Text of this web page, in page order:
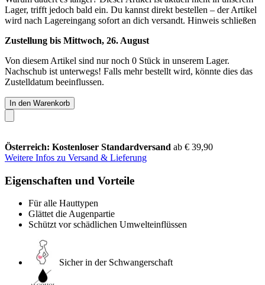
Lager, trifft jedoch bald ein. Du kannst direkt bestellen – der Artikel
wird nach Lagereingang sofort an dich versandt. Hinweis schließen
Zustellung bis Mittwoch, 26. August
Von diesem Artikel sind nur noch 0 Stück in unserem Lager.
Nachschub ist unterwegs! Falls mehr bestellt wird, könnte dies das
Zustelldatum beeinflussen.
In den Warenkorb
Österreich: Kostenloser Standardversand ab € 39,90
Weitere Infos zu Versand & Lieferung
Eigenschaften und Vorteile
Für alle Hauttypen
Glättet die Augenpartie
Schützt vor schädlichen Umwelteinflüssen
Sicher in der Schwangerschaft